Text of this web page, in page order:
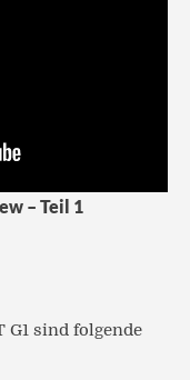
– Teil 1
G1 sind folgende